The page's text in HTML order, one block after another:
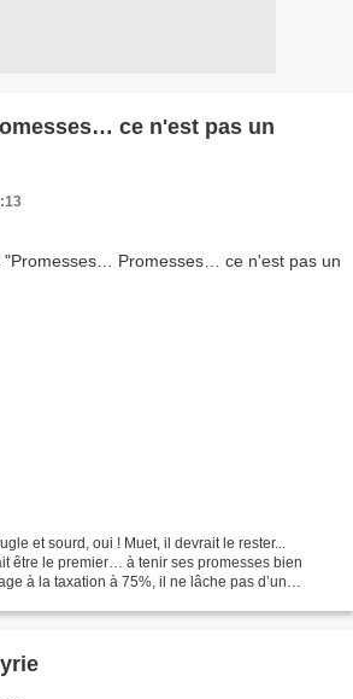
ce n'est pas un
et sourd, oui ! Muet, il devrait le rester...
être le premier… à tenir ses promesses bien
à la taxation à 75%, il ne lâche pas d’un